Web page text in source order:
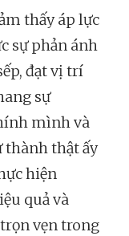
thấy áp lực
sự phản ánh
đạt vị trí
sự
mình và
thành thật ấy
hiện
quả và
vẹn trong